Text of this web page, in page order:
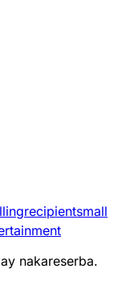
recipientsmall
nakareserba.